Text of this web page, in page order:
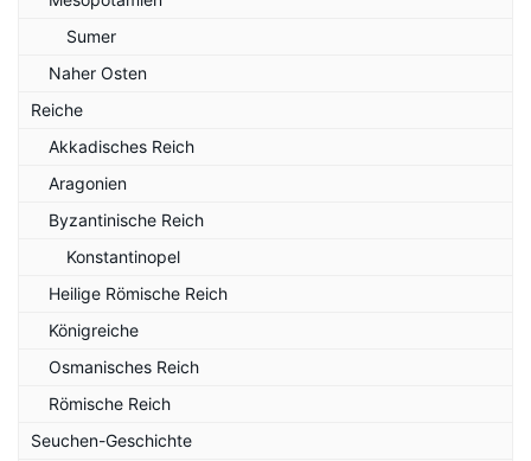
Sumer
Naher Osten
Reiche
Akkadisches Reich
Aragonien
Byzantinische Reich
Konstantinopel
Heilige Römische Reich
Königreiche
Osmanisches Reich
Römische Reich
Seuchen-Geschichte